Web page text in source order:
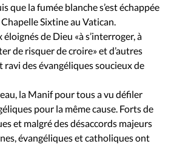
que la fumée blanche s’est échappée
Sixtine au Vatican.
éloignés de Dieu «à s’interroger, à
de risquer de croire» et d’autres
ravi des évangéliques soucieux de
la Manif pour tous a vu défiler
pour la même cause. Forts de
et malgré des désaccords majeurs
évangéliques et catholiques ont